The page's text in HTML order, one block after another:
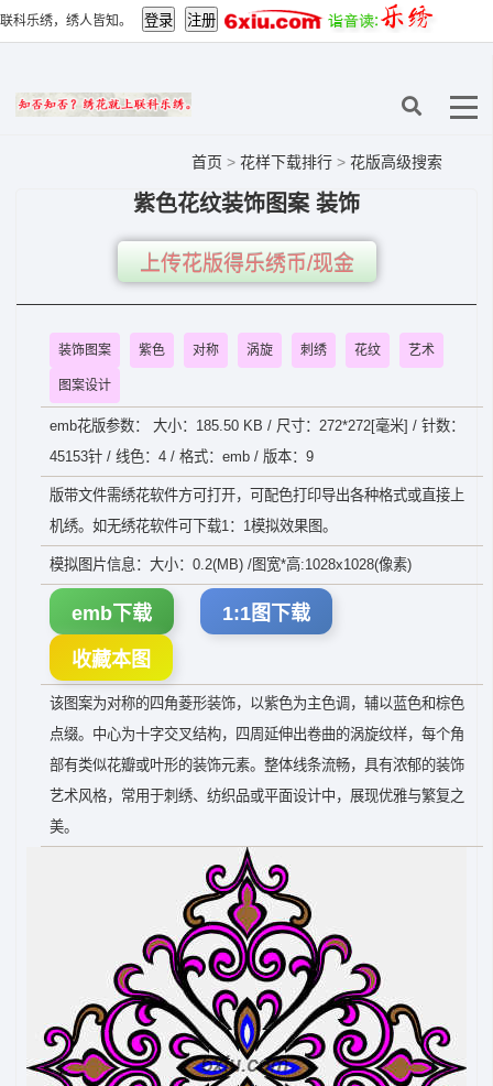
联科乐绣，绣人皆知。
首页 > 花样下载排行 > 花版高级搜索
紫色花纹装饰图案 装饰
上传花版得乐绣币/现金
装饰图案 紫色 对称 涡旋 刺绣 花纹 艺术
图案设计
emb花版参数： 大小：185.50 KB / 尺寸：272*272[毫米] / 针数：
45153针 / 线色：4 / 格式：emb / 版本：9
版带文件需绣花软件方可打开，可配色打印导出各种格式或直接上
机绣。如无绣花软件可下载1：1模拟效果图。
模拟图片信息：大小：0.2(MB) /图宽*高:1028x1028(像素)
emb下载 1:1图下载
收藏本图
该图案为对称的四角菱形装饰，以紫色为主色调，辅以蓝色和棕色
点缀。中心为十字交叉结构，四周延伸出卷曲的涡旋纹样，每个角
部有类似花瓣或叶形的装饰元素。整体线条流畅，具有浓郁的装饰
艺术风格，常用于刺绣、纺织品或平面设计中，展现优雅与繁复之
美。